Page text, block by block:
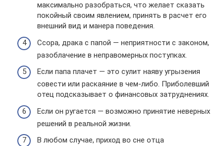
максимально разобраться, что желает сказать
покойный своим явлением, принять в расчет его
внешний вид и манера поведения.
Ссора, драка с папой — неприятности с законом,
разоблачение в неправомерных поступках.
Если папа плачет — это сулит наяву угрызения
совести или раскаяние в чем-либо. Приболевший
отец подсказывает о финансовых затруднениях.
Если он ругается — возможно принятие неверных
решений в реальной жизни.
В любом случае, приход во сне отца